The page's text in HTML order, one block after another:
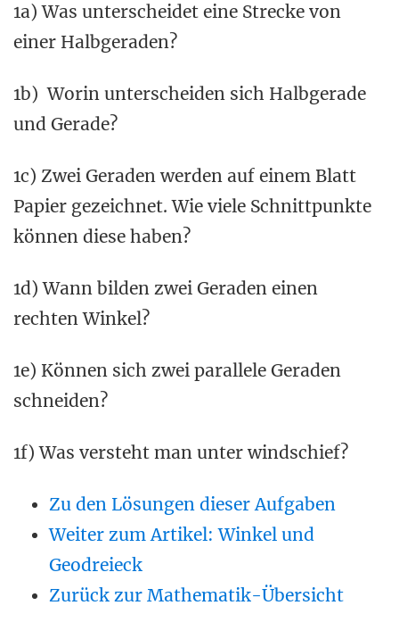
1a) Was unterscheidet eine Strecke von
einer Halbgeraden?
1b) Worin unterscheiden sich Halbgerade
und Gerade?
1c) Zwei Geraden werden auf einem Blatt
Papier gezeichnet. Wie viele Schnittpunkte
können diese haben?
1d) Wann bilden zwei Geraden einen
rechten Winkel?
1e) Können sich zwei parallele Geraden
schneiden?
1f) Was versteht man unter windschief?
Zu den Lösungen dieser Aufgaben
Weiter zum Artikel: Winkel und
Geodreieck
Zurück zur Mathematik-Übersicht